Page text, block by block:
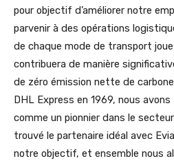
pour objectif d’améliorer notre
parvenir à des opérations
de chaque mode de transport
contribuera de manière
de zéro émission nette de
DHL Express en 1969, nous
comme un pionnier dans le
trouvé le partenaire idéal avec
notre objectif, et ensemble nous